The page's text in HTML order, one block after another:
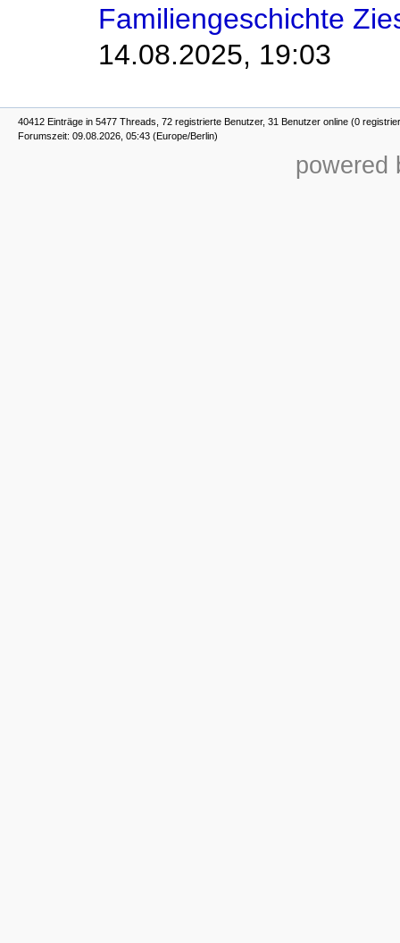
Familiengeschichte
14.08.2025, 19:03
40412 Einträge in 5477 Threads, 72 registrierte Benutzer, 31 Benutzer online (0
Forumszeit: 09.08.2026, 05:43 (Europe/Berlin)
powered